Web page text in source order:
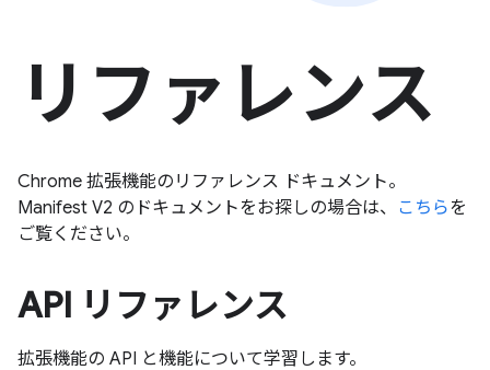
リファレンス
Chrome 拡張機能のリファレンス ドキュメント。
Manifest V2 のドキュメントをお探しの場合は、 こちらを
ご覧ください。
API リファレンス
拡張機能の API と機能について学習します。